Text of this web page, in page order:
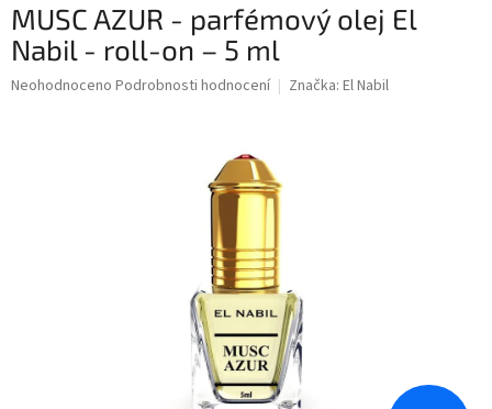
MUSC AZUR - parfémový olej El
Nabil - roll-on – 5 ml
Průměrné
Neohodnoceno Podrobnosti hodnocení Značka: El Nabil